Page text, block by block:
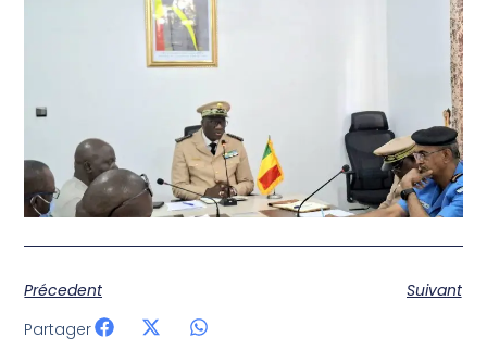
Précedent
Suivant
Partager